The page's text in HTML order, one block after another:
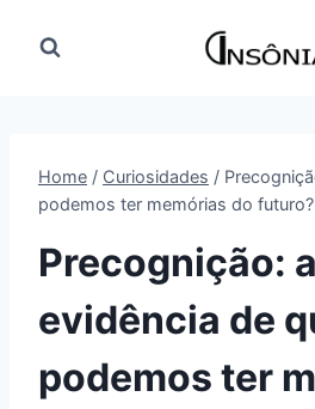
para
Home / Curiosidades /
podemos ter memórias do futuro?
Precognição: a
evidência de
podemos ter